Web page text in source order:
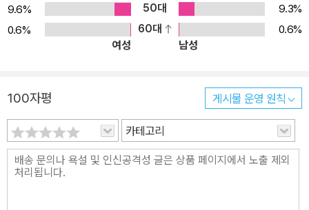
묘사하면서, 현실을 통찰력 있게 보여주었는데, 그는 어느 한 사회 집
단의 삶이 아닌 러시아 사회 전체 모습과 ‘평범한 민중’의 삶에서 일어
나는 사건과 이야기를 진솔하게 제시해 보여준다. 체호프는 자신의
예술도 연극 무대만큼 인간에게 그렇게 강렬한 영향을 줄 수 없다’고
주장했다. 그의 희곡들 가운데 가장 유명한 것은 <갈매기>, <바냐 아
저씨>, <세 자매>, <벚꽃동산> 등을 꼽을 수 있다. 여기에서 언급되
고 있는 체호프의 4대 희곡은 ‘체호프 드라마 예술의 새로운 경향’과
더불어 ‘체호프 드라마 시학의 현대성’을 깨닫게 해주는 중요한 작품
들이다. 체호프는 자신의 희곡 작품을 통해 러시아 지식인의 운명과
9.6%
50대
9.3%
0.6%
60대
0.6%
여성
남성
100자평 게시물 운영 원칙
카테고리